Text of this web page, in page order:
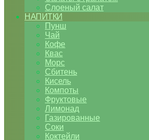
Слоеный салат
НАПИТКИ
Пунш
Чай
Кофе
Квас
Морс
Сбитень
Кисель
Компоты
Фруктовые
Лимонад
Газированные
Соки
Коктейли